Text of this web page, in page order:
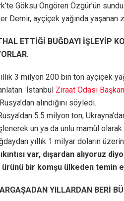
Göksu Öngören Özgür’ün
Demir, ayçiçek yağında yaşanan
ETTİĞİ BUĞDAYI İŞLEYİP
3 milyon 200 bin ton ayçiçek
İstanbul Ziraat Odası
alındığını söyledi.
5.5 milyon ton,
un ya da unlu mamül
yıllık 1 milyar doların
var, dışardan alıyoruz
bir komşu ülkeden temin
YILLARDAN BERİ